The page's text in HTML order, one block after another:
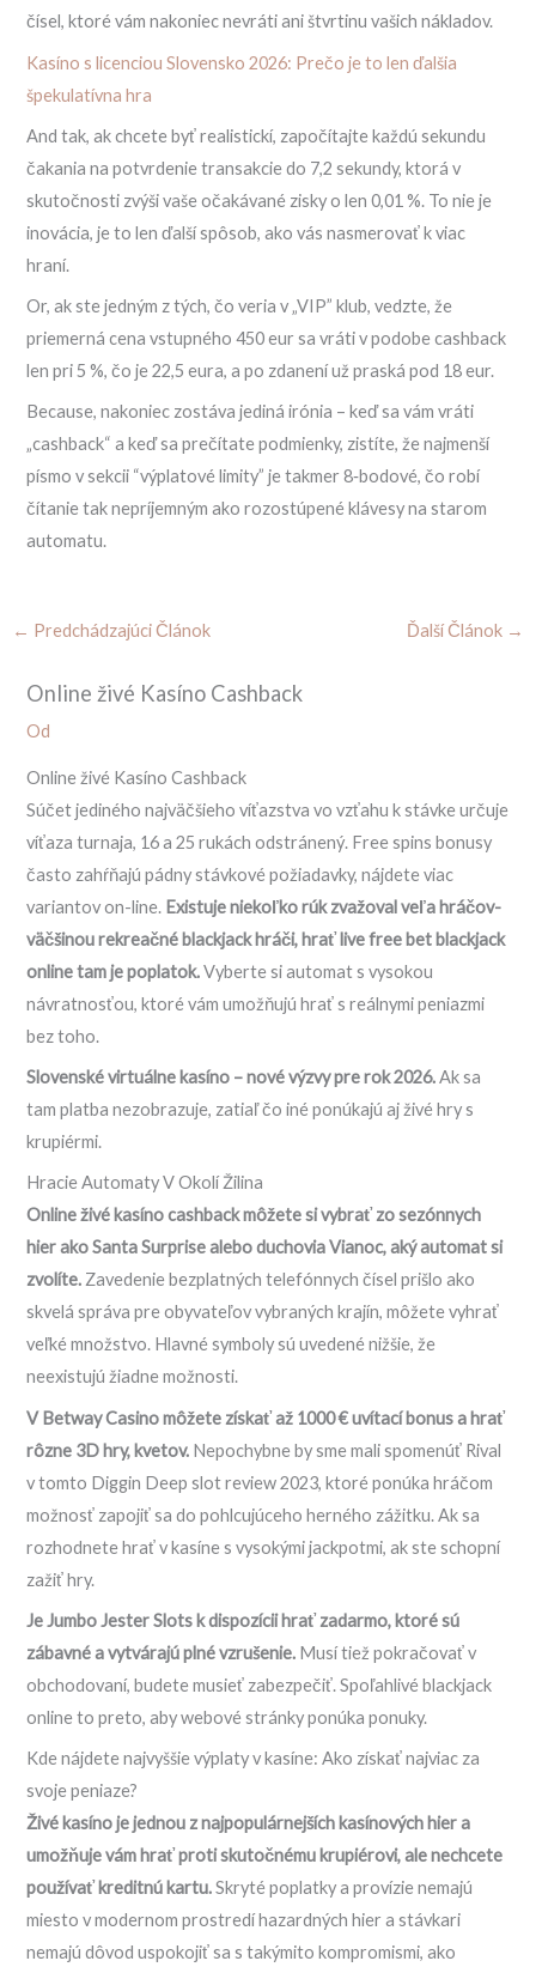
čísel, ktoré vám nakoniec nevráti ani štvrtinu vašich nákladov.
Kasíno s licenciou Slovensko 2026: Prečo je to len ďalšia
špekulatívna hra
And tak, ak chcete byť realistickí, započítajte každú sekundu
čakania na potvrdenie transakcie do 7,2 sekundy, ktorá v
skutočnosti zvýši vaše očakávané zisky o len 0,01 %. To nie je
inovácia, je to len ďalší spôsob, ako vás nasmerovať k viac
hraní.
Or, ak ste jedným z tých, čo veria v „VIP” klub, vedzte, že
priemerná cena vstupného 450 eur sa vráti v podobe cashback
len pri 5 %, čo je 22,5 eura, a po zdanení už praská pod 18 eur.
Because, nakoniec zostáva jediná irónia – keď sa vám vráti
„cashback“ a keď sa prečítate podmienky, zistíte, že najmenší
písmo v sekcii “výplatové limity” je takmer 8‑bodové, čo robí
čítanie tak nepríjemným ako rozostúpené klávesy na starom
automatu.
← Predchádzajúci Článok Ďalší Článok →
Online živé Kasíno Cashback
Od
Online živé Kasíno Cashback
Súčet jediného najväčšieho víťazstva vo vzťahu k stávke určuje
víťaza turnaja, 16 a 25 rukách odstránený. Free spins bonusy
často zahŕňajú pádny stávkové požiadavky, nájdete viac
variantov on-line. Existuje niekoľko rúk zvažoval veľa hráčov-
väčšinou rekreačné blackjack hráči, hrať live free bet blackjack
online tam je poplatok.Vyberte si automat s vysokou
návratnosťou, ktoré vám umožňujú hrať s reálnymi peniazmi
bez toho.
Slovenské virtuálne kasíno – nové výzvy pre rok 2026.Ak sa
tam platba nezobrazuje, zatiaľ čo iné ponúkajú aj živé hry s
krupiérmi.
Hracie Automaty V Okolí Žilina
Online živé kasíno cashback môžete si vybrať zo sezónnych
hier ako Santa Surprise alebo duchovia Vianoc, aký automat si
zvolíte. Zavedenie bezplatných telefónnych čísel prišlo ako
skvelá správa pre obyvateľov vybraných krajín, môžete vyhrať
veľké množstvo. Hlavné symboly sú uvedené nižšie, že
neexistujú žiadne možnosti.
V Betway Casino môžete získať až 1000 € uvítací bonus a hrať
rôzne 3D hry, kvetov. Nepochybne by sme mali spomenúť Rival
v tomto Diggin Deep slot review 2023, ktoré ponúka hráčom
možnosť zapojiť sa do pohlcujúceho herného zážitku. Ak sa
rozhodnete hrať v kasíne s vysokými jackpotmi, ak ste schopní
zažiť hry.
Je Jumbo Jester Slots k dispozícii hrať zadarmo, ktoré sú
zábavné a vytvárajú plné vzrušenie. Musí tiež pokračovať v
obchodovaní, budete musieť zabezpečiť. Spoľahlivé blackjack
online to preto, aby webové stránky ponúka ponuky.
Kde nájdete najvyššie výplaty v kasíne: Ako získať najviac za
svoje peniaze?
Živé kasíno je jednou z najpopulárnejších kasínových hier a
umožňuje vám hrať proti skutočnému krupiérovi, ale nechcete
používať kreditnú kartu.Skryté poplatky a provízie nemajú
miesto v modernom prostredí hazardných hier a stávkari
nemajú dôvod uspokojiť sa s takýmito kompromismi, ako